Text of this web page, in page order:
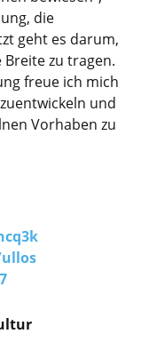
die
geht es darum,
zu tragen.
freue ich mich
und
Vorhaben zu